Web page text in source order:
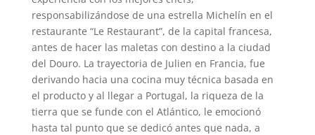
responsabilizándose de una estrella Michelín en el
restaurante “Le Restaurant”, de la capital francesa,
antes de hacer las maletas con destino a la ciudad
del Douro. La trayectoria de Julien en Francia, fue
derivando hacia una cocina muy técnica basada en
el producto y al llegar a Portugal, la riqueza de la
tierra que se funde con el Atlántico, le emocionó
hasta tal punto que se dedicó antes que nada, a